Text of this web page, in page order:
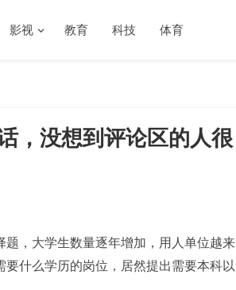
影视 教育 科技 体育
，没想到评论区的人很
，大学生数量逐年增加，用人单位越来
什么学历的岗位，居然提出需要本科以